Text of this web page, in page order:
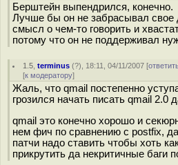
Берштейн выпендрился, конечно.
Лучше бы он не забрасывал свое
смысл о чем-то говорить и
потому что он не поддерживал
1.5 ,terminus (?), 18:11, 04/11/2007 [
[к модератору]
Жаль, что qmail постепенно
грозился начать писать qmail 2.0
qmail это конечно хорошо и
нем фич по сравнению с postfix,
патчи надо ставить чтобы хоть
прикрутить да некритичные баги